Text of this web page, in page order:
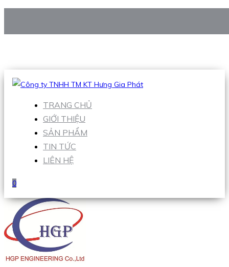
Hotline:0938 906 663
TRANG CHỦ
GIỚI THIỆU
SẢN PHẨM
TIN TỨC
LIÊN HỆ
0